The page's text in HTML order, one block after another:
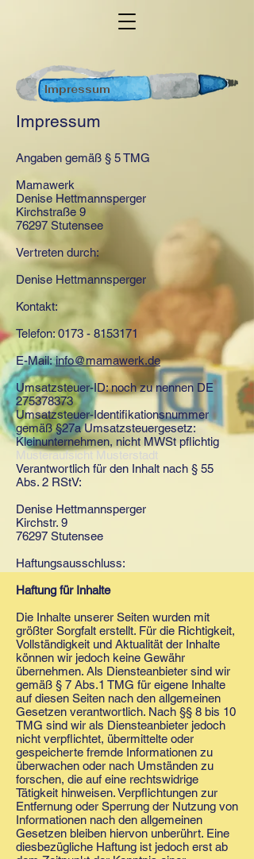
Impressum
Impressum
Angaben gemäß § 5 TMG
Mamawerk
Denise Hettmannsperger
Kirchstraße 9
76297 Stutensee
Vertreten durch:
Denise Hettmannsperger
Kontakt:
Telefon: 0173 - 8153171
E-Mail:info@mamawerk.de
Umsatzsteuer-ID: noch zu nennen DE
275378373
Umsatzsteuer-Identifikationsnummer
gemäß §27a Umsatzsteuergesetz:
Kleinunternehmen, nicht MWSt pflichtig
Musteraufsicht Musterstadt
Verantwortlich für den Inhalt nach § 55
Abs. 2 RStV:
Denise Hettmannsperger
Kirchstr. 9
76297 Stutensee
Haftungsausschluss:
Haftung für Inhalte
Die Inhalte unserer Seiten wurden mit
größter Sorgfalt erstellt. Für die Richtigkeit,
Vollständigkeit und Aktualität der Inhalte
können wir jedoch keine Gewähr
übernehmen. Als Diensteanbieter sind wir
gemäß § 7 Abs.1 TMG für eigene Inhalte
auf diesen Seiten nach den allgemeinen
Gesetzen verantwortlich. Nach §§ 8 bis 10
TMG sind wir als Diensteanbieter jedoch
nicht verpflichtet, übermittelte oder
gespeicherte fremde Informationen zu
überwachen oder nach Umständen zu
forschen, die auf eine rechtswidrige
Tätigkeit hinweisen. Verpflichtungen zur
Entfernung oder Sperrung der Nutzung von
Informationen nach den allgemeinen
Gesetzen bleiben hiervon unberührt. Eine
diesbezügliche Haftung ist jedoch erst ab